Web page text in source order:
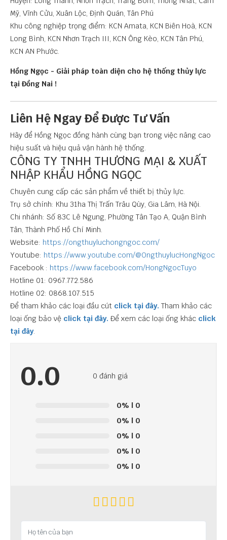
Mỹ, Vĩnh Cửu, Xuân Lộc, Định Quán, Tân Phú
Khu công nghiệp trọng điểm: KCN Amata, KCN Biên Hoà, KCN
Long Bình, KCN Nhơn Trạch III, KCN Ông Kèo, KCN Tân Phú,
KCN AN Phước.
Hồng Ngọc - Giải pháp toàn diện cho hệ thống thủy lực
tại Đồng Nai !
Liên Hệ Ngay Để Được Tư Vấn
Hãy để Hồng Ngọc đồng hành cùng bạn trong việc nâng cao
hiệu suất và hiệu quả vận hành hệ thống.
CÔNG TY TNHH THƯƠNG MẠI & XUẤT
NHẬP KHẨU HỒNG NGỌC
Chuyên cung cấp các sản phẩm về thiết bị thủy lực.
Trụ sở chính: Khu 31ha Thị Trấn Trâu Qùy, Gia Lâm, Hà Nội.
Chi nhánh: Số 83C Lê Ngung, Phường Tân Tạo A, Quận Bình
Tân, Thành Phố Hồ Chí Minh.
Website: https://ongthuyluchongngoc.com/
Youtube: https://www.youtube.com/@OngthuylucHongNgoc
Facebook : https://www.facebook.com/HongNgocTuyo
Hotline 01: 0967.772.586
Hotline 02: 0868.107.515
Để tham khảo các loại đầu cút click tại đây. Tham khảo các
loại ống bảo vệ click tại đây. Để xem các loại ống khác click
tại đây.
0.0 0 đánh giá
0% | 0
0% | 0
0% | 0
0% | 0
0% | 0